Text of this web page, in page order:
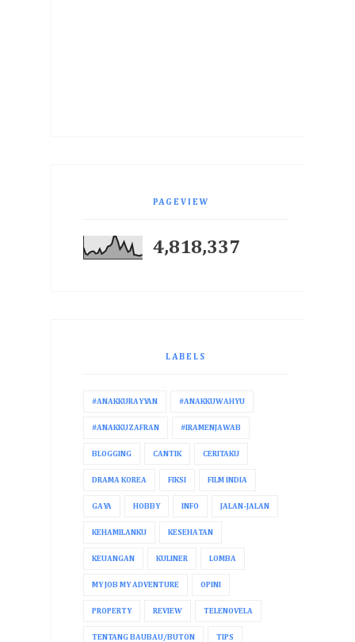
PAGEVIEW
4,818,337
LABELS
#ANAKKURAYYAN #ANAKKUWAHYU
#ANAKKUZAFRAN #IRAMENJAWAB
BLOGGING CANTIK CERITAKU
DRAMA KOREA FIKSI FILM INDIA
GAYA HOBBY INFO JALAN-JALAN
KEHAMILANKU KESEHATAN
KEUANGAN KULINER LOMBA
MY JOB MY ADVENTURE OPINI
PROPERTY REVIEW TELENOVELA
TENTANG BAUBAU/BUTON TIPS